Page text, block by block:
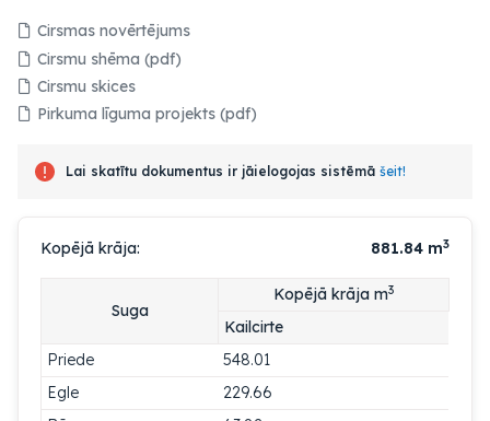
Cirsmas novērtējums
Cirsmu shēma (pdf)
Cirsmu skices
Pirkuma līguma projekts (pdf)
Lai skatītu dokumentus ir jāielogojas sistēmā šeit!
Kopējā krāja: 881.84 m3
Suga
Kopējā krāja m3
Kailcirte
Priede
548.01
Egle
229.66